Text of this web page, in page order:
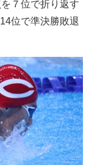
７位で折り返す
位で準決勝敗退